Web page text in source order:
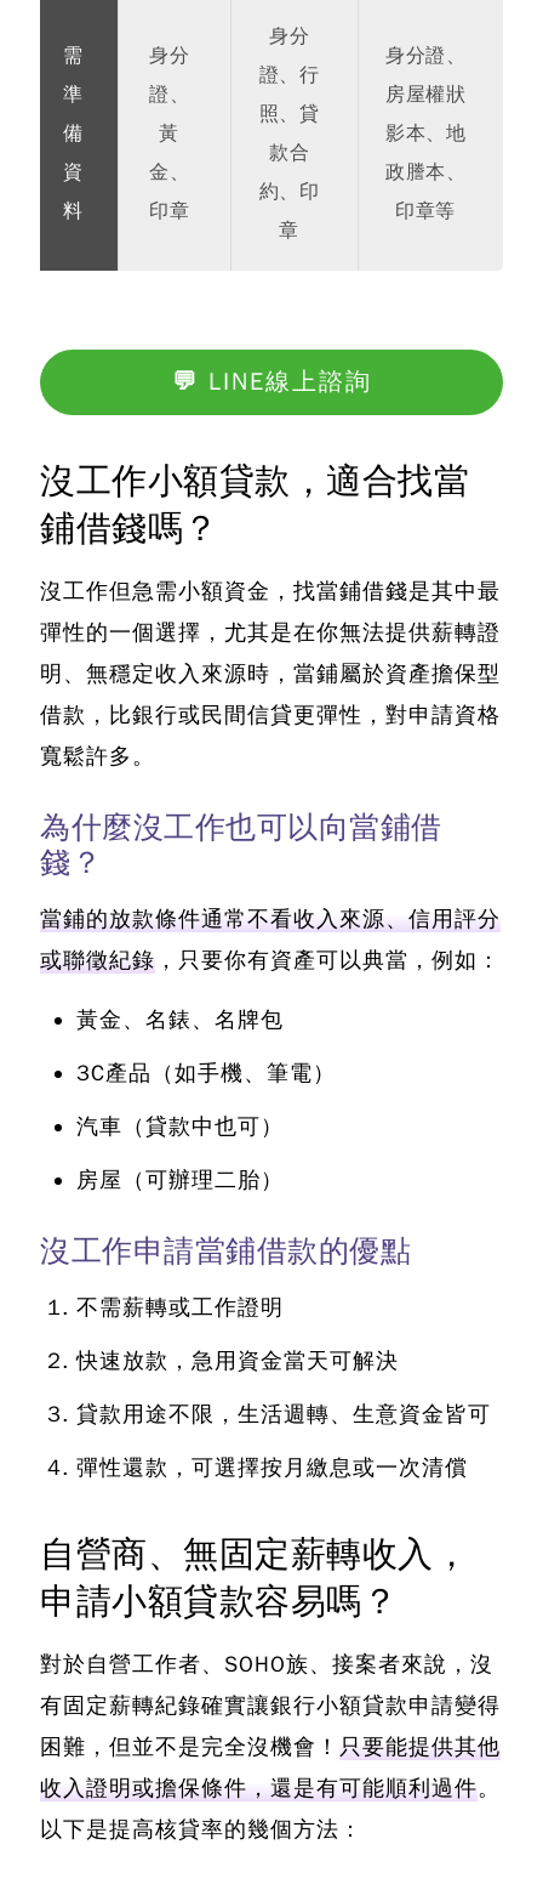
需
準
備
資
料
身分
證、
黃
金、
印章
身分
證、行
照、貸
款合
約、印
章
身分證、
房屋權狀
影本、地
政謄本、
印章等
💬 LINE線上諮詢
沒工作小額貸款，適合找當
鋪借錢嗎？
沒工作但急需小額資金，找當鋪借錢是其中最
彈性的一個選擇 ，尤其是在你無法提供薪轉證
明、無穩定收入來源時，當鋪屬於資產擔保型
借款，比銀行或民間信貸更彈性，對申請資格
寬鬆許多。
為什麼沒工作也可以向當鋪借
錢？
當鋪的放款條件通常不看收入來源、信用評分
或聯徵紀錄 ，只要你有資產可以典當，例如：
黃金、名錶、名牌包
3C產品（如手機、筆電）
汽車（貸款中也可）
房屋（可辦理二胎）
沒工作申請當鋪借款的優點
不需薪轉或工作證明
快速放款，急用資金當天可解決
貸款用途不限，生活週轉、生意資金皆可
彈性還款，可選擇按月繳息或一次清償
自營商、無固定薪轉收入，
申請小額貸款容易嗎？
對於自營工作者、SOHO族、接案者來說，沒
有固定薪轉紀錄確實讓銀行小額貸款申請變得
困難，但並不是完全沒機會！ 只要能提供其他
收入證明或擔保條件，還是有可能順利過件。
以下是提高核貸率的幾個方法：